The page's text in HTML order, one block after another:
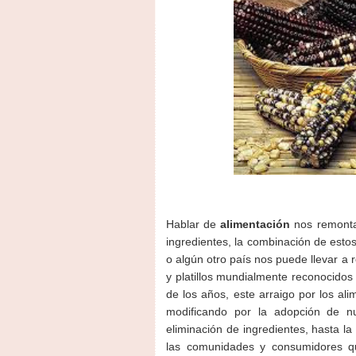
Hablar dealimentación nos
ingredientes, la combinación de
o algún otro país nos puede llevar a
y platillos mundialmente
de los años, este arraigo por los
modificando por la adopción de
eliminación de ingredientes, hasta
las comunidades y consumidores